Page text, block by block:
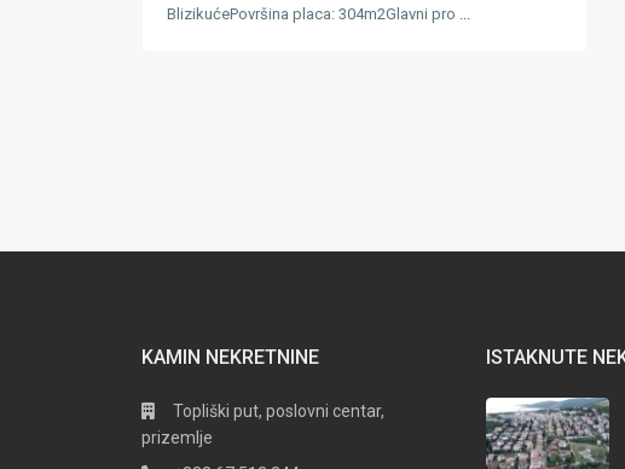
BlizikućePovršina placa: 304m2Glavni pro ...
KAMIN NEKRETNINE
Topliški put, poslovni centar,
prizemlje
ISTAKNUTE